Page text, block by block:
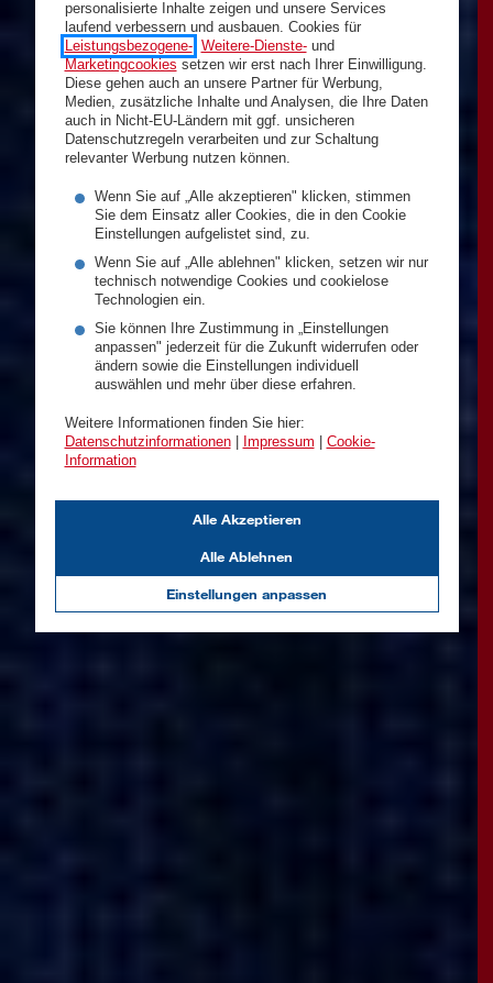
personalisierte Inhalte zeigen und unsere Services
laufend verbessern und ausbauen. Cookies für
Leistungsbezogene-, Weitere-Dienste-und
Marketingcookies setzen wir erst nach Ihrer Einwilligung.
Diese gehen auch an unsere Partner für Werbung,
Medien, zusätzliche Inhalte und Analysen, die Ihre Daten
auch in Nicht-EU-Ländern mit ggf. unsicheren
Datenschutzregeln verarbeiten und zur Schaltung
relevanter Werbung nutzen können.
Wenn Sie auf „Alle akzeptieren" klicken, stimmen
Sie dem Einsatz aller Cookies, die in den Cookie
Einstellungen aufgelistet sind, zu.
Wenn Sie auf „Alle ablehnen" klicken, setzen wir nur
technisch notwendige Cookies und cookielose
Technologien ein.
Sie können Ihre Zustimmung in „Einstellungen
anpassen" jederzeit für die Zukunft widerrufen oder
ändern sowie die Einstellungen individuell
auswählen und mehr über diese erfahren.
Weitere Informationen finden Sie hier:
Datenschutzinformationen| Impressum
Cookie-
Information
Einstellungen anpassen
Alle Ablehnen
Alle Akzeptieren